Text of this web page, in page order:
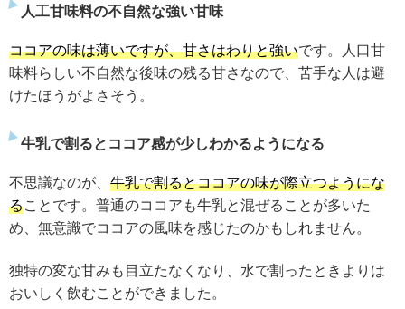
人工甘味料の不自然な強い甘味
ココアの味は薄いですが、甘さはわりと強いです。人口甘
味料らしい不自然な後味の残る甘さなので、苦手な人は避
けたほうがよさそう。
牛乳で割るとココア感が少しわかるようになる
不思議なのが、 牛乳で割るとココアの味が際立つようにな
ることです。普通のココアも牛乳と混ぜることが多いた
め、無意識でココアの風味を感じたのかもしれません。
独特の変な甘みも目立たなくなり、水で割ったときよりは
おいしく飲むことができました。